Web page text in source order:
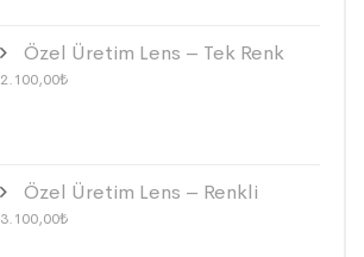
Özel Üretim Lens – Tek Renk
2.100,00₺
Özel Üretim Lens – Renkli
3.100,00₺